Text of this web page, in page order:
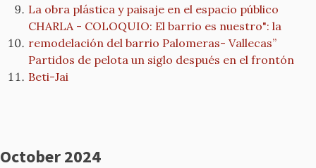
La obra plástica y paisaje en el espacio público
CHARLA - COLOQUIO: El barrio es nuestro": la
remodelación del barrio Palomeras- Vallecas”
Partidos de pelota un siglo después en el frontón
Beti-Jai
October 2024